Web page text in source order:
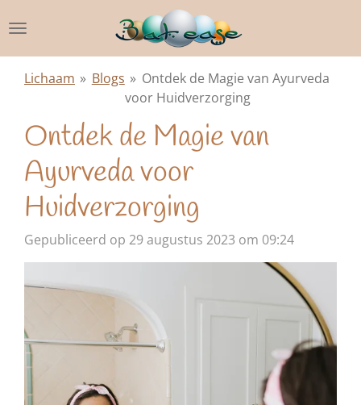
direct
naar
Lichaam » Blogs » Ontdek de Magie van Ayurveda
voor Huidverzorging
Ontdek de Magie van
Ayurveda voor
Huidverzorging
Gepubliceerd op 29 augustus 2023 om 09:24